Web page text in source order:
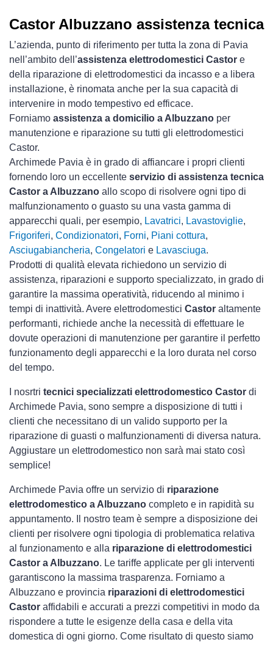
Castor Albuzzano assistenza tecnica
L’azienda, punto di riferimento per tutta la zona di Pavia
nell’ambito dell’assistenza elettrodomestici Castor e
della riparazione di elettrodomestici da incasso e a libera
installazione, è rinomata anche per la sua capacità di
intervenire in modo tempestivo ed efficace.
Forniamo assistenza a domicilio a Albuzzano per
manutenzione e riparazione su tutti gli elettrodomestici
Castor.
Archimede Pavia è in grado di affiancare i propri clienti
fornendo loro un eccellente servizio di assistenza tecnica
Castor a Albuzzano allo scopo di risolvere ogni tipo di
malfunzionamento o guasto su una vasta gamma di
apparecchi quali, per esempio, Lavatrici, Lavastoviglie,
Frigoriferi, Condizionatori, Forni, Piani cottura,
Asciugabiancheria, Congelatori e Lavasciuga.
Prodotti di qualità elevata richiedono un servizio di
assistenza, riparazioni e supporto specializzato, in grado di
garantire la massima operatività, riducendo al minimo i
tempi di inattività. Avere elettrodomestici Castor altamente
performanti, richiede anche la necessità di effettuare le
dovute operazioni di manutenzione per garantire il perfetto
funzionamento degli apparecchi e la loro durata nel corso
del tempo.
I nosrtri tecnici specializzati elettrodomestico Castor di
Archimede Pavia, sono sempre a disposizione di tutti i
clienti che necessitano di un valido supporto per la
riparazione di guasti o malfunzionamenti di diversa natura.
Aggiustare un elettrodomestico non sarà mai stato così
semplice!
Archimede Pavia offre un servizio di riparazione
elettrodomestico a Albuzzano completo e in rapidità su
appuntamento. Il nostro team è sempre a disposizione dei
clienti per risolvere ogni tipologia di problematica relativa
al funzionamento e alla riparazione di elettrodomestici
Castor a Albuzzano. Le tariffe applicate per gli interventi
garantiscono la massima trasparenza. Forniamo a
Albuzzano e provincia riparazioni di elettrodomestici
Castor affidabili e accurati a prezzi competitivi in modo da
rispondere a tutte le esigenze della casa e della vita
domestica di ogni giorno. Come risultato di questo siamo